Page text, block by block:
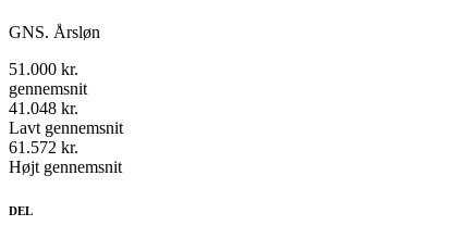
GNS. Årsløn
51.000 kr.
gennemsnit
41.048 kr.
Lavt gennemsnit
61.572 kr.
Højt gennemsnit
DEL